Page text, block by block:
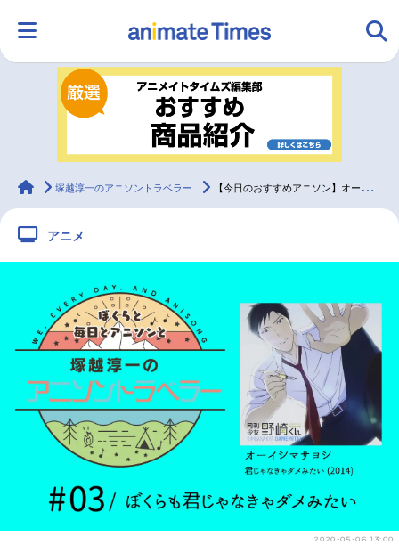
ランキング アニメ
ラジオ
2.5次元 配信・Vtuber トレンド 無料マンガ
最新記事一覧
アニメ記事一覧 声優記事一覧
アニメ映画一覧 実写化映画一覧
今期アニメ曜日別一覧
春アニメ 夏アニメ
animateTimes
塚越淳一のアニソントラベラー 【今日のおすすめアニソン】オーイシマサヨシ「君じゃなきゃダメみたい」【塚越淳一のアニソントラベラーvol.3】
アニメ
2020-05-06 13:00